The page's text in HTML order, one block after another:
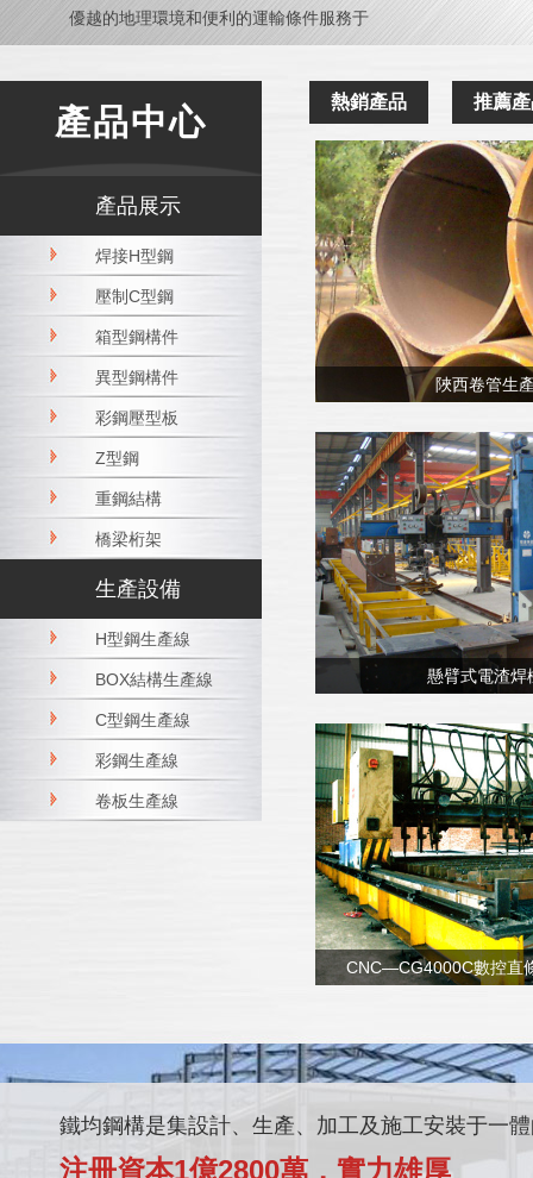
優越的地理環境和便利的運輸條件服務于
陜西及周邊地區的鋼結構市場。公司成立
任，以更高、更快、更強的經營理念為企
業的服務宗旨，以打造高水平、高質量、
高性能的鋼結構產品為企業…
產品中心
產品展示
焊接H型鋼
壓制C型鋼
箱型鋼構件
異型鋼構件
彩鋼壓型板
Z型鋼
重鋼結構
橋梁桁架
生產設備
H型鋼生產線
BOX結構生產線
C型鋼生產線
彩鋼生產線
卷板生產線
熱銷產品 推薦
陜西卷管生
懸臂式電渣焊
CNC—CG4000C數控直
鐵均鋼構是集設計、生產、加工及施工安裝于一
注冊資本1億2800萬，實力雄厚